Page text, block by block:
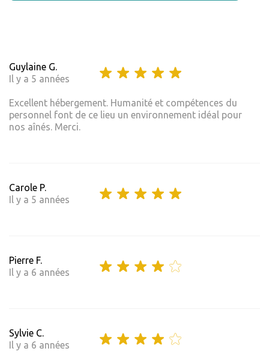
Guylaine G.
Il y a 5 années
Excellent hébergement. Humanité et compétences du
personnel font de ce lieu un environnement idéal pour
nos aînés. Merci.
Carole P.
Il y a 5 années
Pierre F.
Il y a 6 années
Sylvie C.
Il y a 6 années